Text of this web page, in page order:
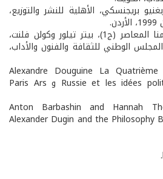
بريجنسكي، الأهلية للنشر والتوزيع،
- الجغرافيا السياسية لعالمنا المعاصر (ج1)، بيتر تيلور وكولن فلنت،
المعرفة يونيو 2002، المجلس الوطني للثقافة والفنون والأداب،
- Alexandre Douguine La
Russie et les idées politiques au XXIème siècle و Paris Ars
- Anton Barbashin and Hannah
Alexander Dugin and the Philosophy